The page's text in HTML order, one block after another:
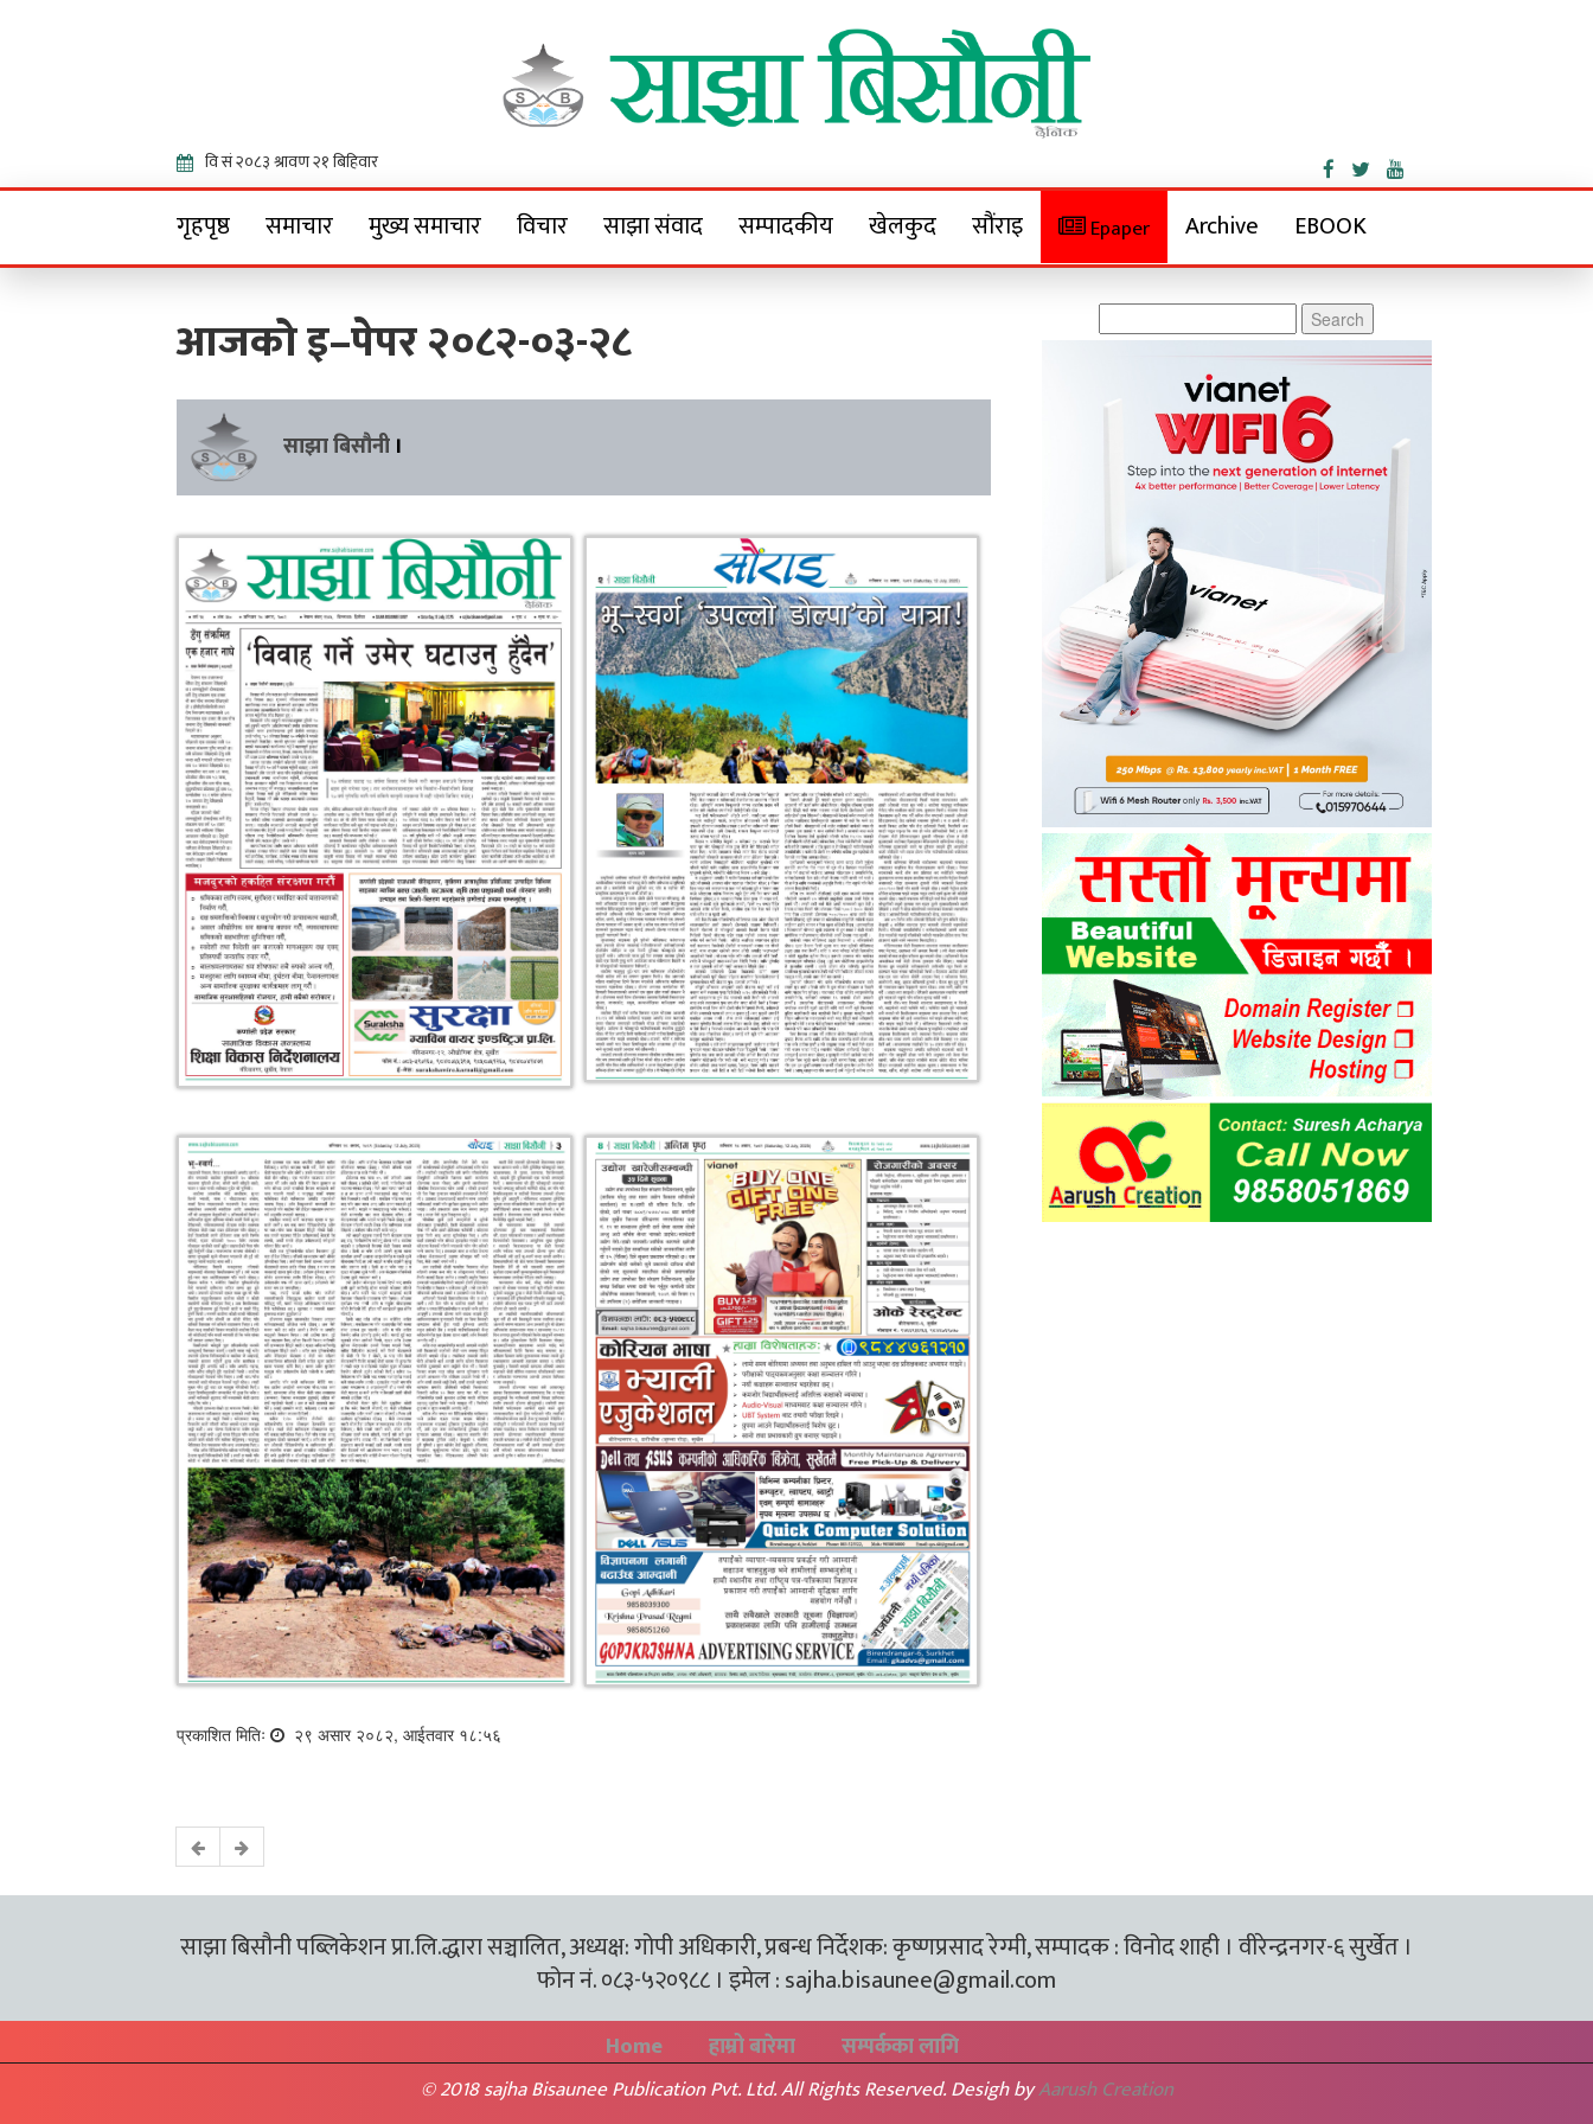
Sajha Bisaunee
गृहपृष्ठ समाचार मुख्य समाचार विचार साझा संवाद सम्पादकीय खेलकुद सौंराइ Epaper Archive EBOOK
आजको इ–पेपर २०८२-०३-२८
साझा बिसौनी ।
प्रकाशित मितिः २९ असार २०८२, आईतवार १८:५६
for:
साझा बिसौनी पब्लिकेशन प्रा.लि.द्धारा सञ्चालित, अध्यक्ष: गोपी अधिकारी, प्रबन्ध निर्देशक: कृष्णप्रसाद रेग्मी, सम्पादक : विनोद शाही । वीरेन्द्रनगर-६ सुर्खेत ।
फोन नं. ०८३-५२०९८८ । इमेल :sajha.bisaunee@gmail.com
Home हाम्रो बारेमा सम्पर्कका लागि
© 2018 sajha Bisaunee Publication Pvt. Ltd. All Rights Reserved. Desigh byAarush Creation